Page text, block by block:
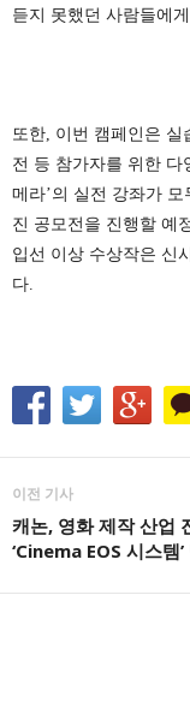
듣지 못했던 사람들에
또한, 이번 캠페인은 실
전 등 참가자를 위한 다
메라’의 실전 강좌가
진 공모전을 진행할 예
입선 이상 수상작은 신
다.
이전 기사
캐논, 영화 제작 산업
‘Cinema EOS 시스템